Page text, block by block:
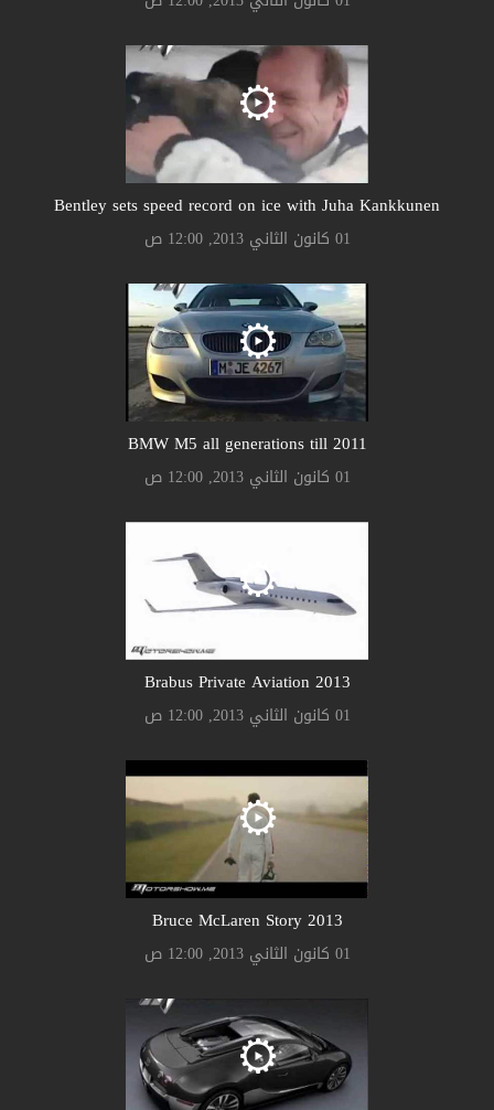
Bentley sets speed record on ice with Juha Kankkunen
01 كانون الثاني 2013, 12:00 ص
BMW M5 all generations till 2011
01 كانون الثاني 2013, 12:00 ص
Brabus Private Aviation 2013
01 كانون الثاني 2013, 12:00 ص
Bruce McLaren Story 2013
01 كانون الثاني 2013, 12:00 ص